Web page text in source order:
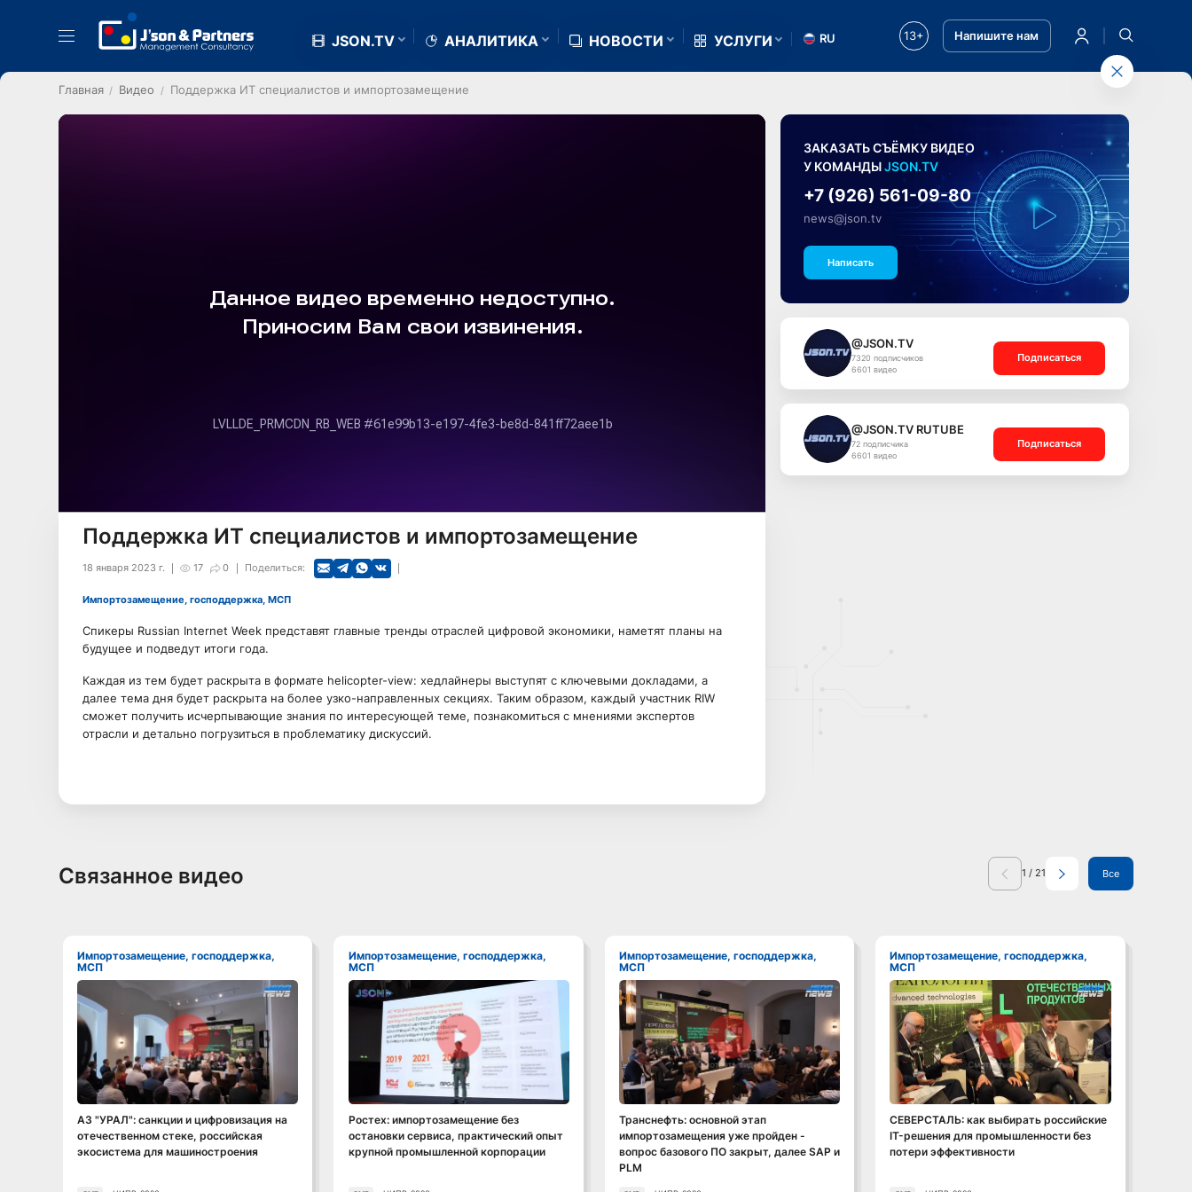
JSON.TV АНАЛИТИКА НОВОСТИ УСЛУГИ RU 13+ Напишите нам
Главная Видео Поддержка ИТ специалистов и импортозамещение
Поддержка ИТ специалистов и импортозамещение
17 0
18 января 2023 г. Поделиться:
Импортозамещение, господдержка, МСП
Спикеры Russian Internet Week представят главные тренды отраслей цифровой экономики, наметят планы на
будущее и подведут итоги года.
Каждая из тем будет раскрыта в формате helicopter-view: хедлайнеры выступят с ключевыми докладами, а
далее тема дня будет раскрыта на более узко-направленных секциях. Таким образом, каждый участник RIW
сможет получить исчерпывающие знания по интересующей теме, познакомиться с мнениями экспертов
отрасли и детально погрузиться в проблематику дискуссий.
ЗАКАЗАТЬ СЪЁМКУ ВИДЕО
У КОМАНДЫJSON.TV
+7 (926) 561-09-80
news@json.tv
Написать
@JSON.TV
7320 подписчиков
6601 видео
Подписаться
@JSON.TV RUTUBE
72 подписчика
6601 видео
Подписаться
Связанное видео 1 / 21 Все
Импортозамещение, господдержка,
МСП
Смотреть видео
АЗ "УРАЛ": санкции и цифровизация на
отечественном стеке, российская
экосистема для машиностроения
Импортозамещение, господдержка,
МСП
Смотреть видео
Ростех: импортозамещение без
остановки сервиса, практический опыт
крупной промышленной корпорации
Импортозамещение, господдержка,
МСП
Смотреть видео
Транснефть: основной этап
импортозамещения уже пройден -
вопрос базового ПО закрыт, далее SAP и
PLM
Импортозамещение, господдержка,
МСП
Смотреть видео
СЕВЕРСТАЛЬ: как выбирать российские
IT-решения для промышленности без
потери эффективности